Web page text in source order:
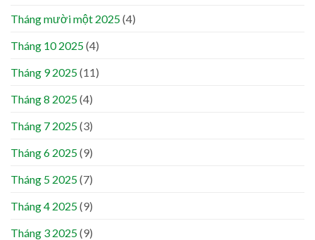
Tháng mười một 2025(4)
Tháng 10 2025(4)
Tháng 9 2025(11)
Tháng 8 2025(4)
Tháng 7 2025(3)
Tháng 6 2025(9)
Tháng 5 2025(7)
Tháng 4 2025(9)
Tháng 3 2025(9)